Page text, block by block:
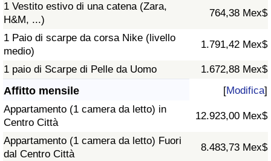
1 Vestito estivo di una catena (Zara,
H&M, ...)
764,38 Mex$
1 Paio di scarpe da corsa Nike (livello
medio)
1.791,42 Mex$
1 paio di Scarpe di Pelle da Uomo 1.672,88 Mex$
Affitto mensile [Modifica]
Appartamento (1 camera da letto) in
Centro Città
12.923,00 Mex$
Appartamento (1 camera da letto) Fuori
dal Centro Città
8.483,73 Mex$